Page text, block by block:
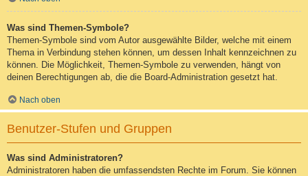
Was sind Themen-Symbole?
Themen-Symbole sind vom Autor ausgewählte Bilder, welche mit einem
Thema in Verbindung stehen können, um dessen Inhalt kennzeichnen zu
können. Die Möglichkeit, Themen-Symbole zu verwenden, hängt von
deinen Berechtigungen ab, die die Board-Administration gesetzt hat.
Nach oben
Benutzer-Stufen und Gruppen
Was sind Administratoren?
Administratoren haben die umfassendsten Rechte im Forum. Sie können